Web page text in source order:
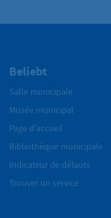
Beliebt
Salle municipale
Musée municipal
Page d'accueil
Bibliothèque municipale
Indicateur de défauts
Trouver un service